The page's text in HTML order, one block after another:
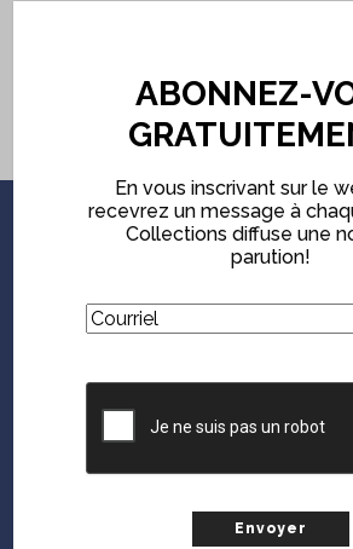
ABONNEZ-VOUS
En vous inscrivant sur le web, vous
CAPTCHA
ABONNEZ-
En vous inscrivant sur le
recevrez un message à
Collections diffuse une
parution!
Courriel(Nécessaire)